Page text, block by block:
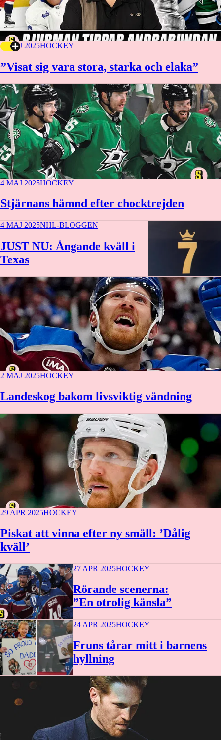
5 MAJ 2025HOCKEY
”Visat sig vara stora, starka och elaka”
4 MAJ 2025HOCKEY
Stjärnans hämnd efter chocktrejden
4 MAJ 2025NHL-BLOGGEN
JUST NU: Ångande kväll i
Texas
2 MAJ 2025HOCKEY
Landeskog bakom livsviktig vändning
29 APR 2025HOCKEY
Piskat att vinna efter ny smäll: ’Dålig
kväll’
27 APR 2025HOCKEY
Rörande scenerna:
”En otrolig känsla”
24 APR 2025HOCKEY
Fruns tårar mitt i barnens
hyllning